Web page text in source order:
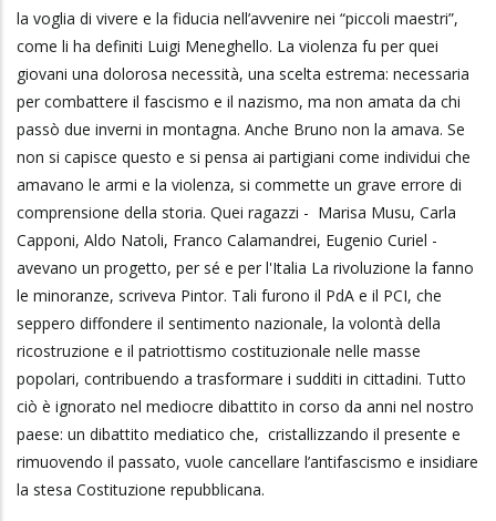
la voglia di vivere e la fiducia nell’avvenire nei “piccoli maestri”,
come li ha definiti Luigi Meneghello. La violenza fu per quei
giovani una dolorosa necessità, una scelta estrema: necessaria
per combattere il fascismo e il nazismo, ma non amata da chi
passò due inverni in montagna. Anche Bruno non la amava. Se
non si capisce questo e si pensa ai partigiani come individui che
amavano le armi e la violenza, si commette un grave errore di
comprensione della storia. Quei ragazzi - Marisa Musu, Carla
Capponi, Aldo Natoli, Franco Calamandrei, Eugenio Curiel -
avevano un progetto, per sé e per l'Italia La rivoluzione la fanno
le minoranze, scriveva Pintor. Tali furono il PdA e il PCI, che
seppero diffondere il sentimento nazionale, la volontà della
ricostruzione e il patriottismo costituzionale nelle masse
popolari, contribuendo a trasformare i sudditi in cittadini. Tutto
ciò è ignorato nel mediocre dibattito in corso da anni nel nostro
paese: un dibattito mediatico che, cristallizzando il presente e
rimuovendo il passato, vuole cancellare l’antifascismo e insidiare
la stesa Costituzione repubblicana.